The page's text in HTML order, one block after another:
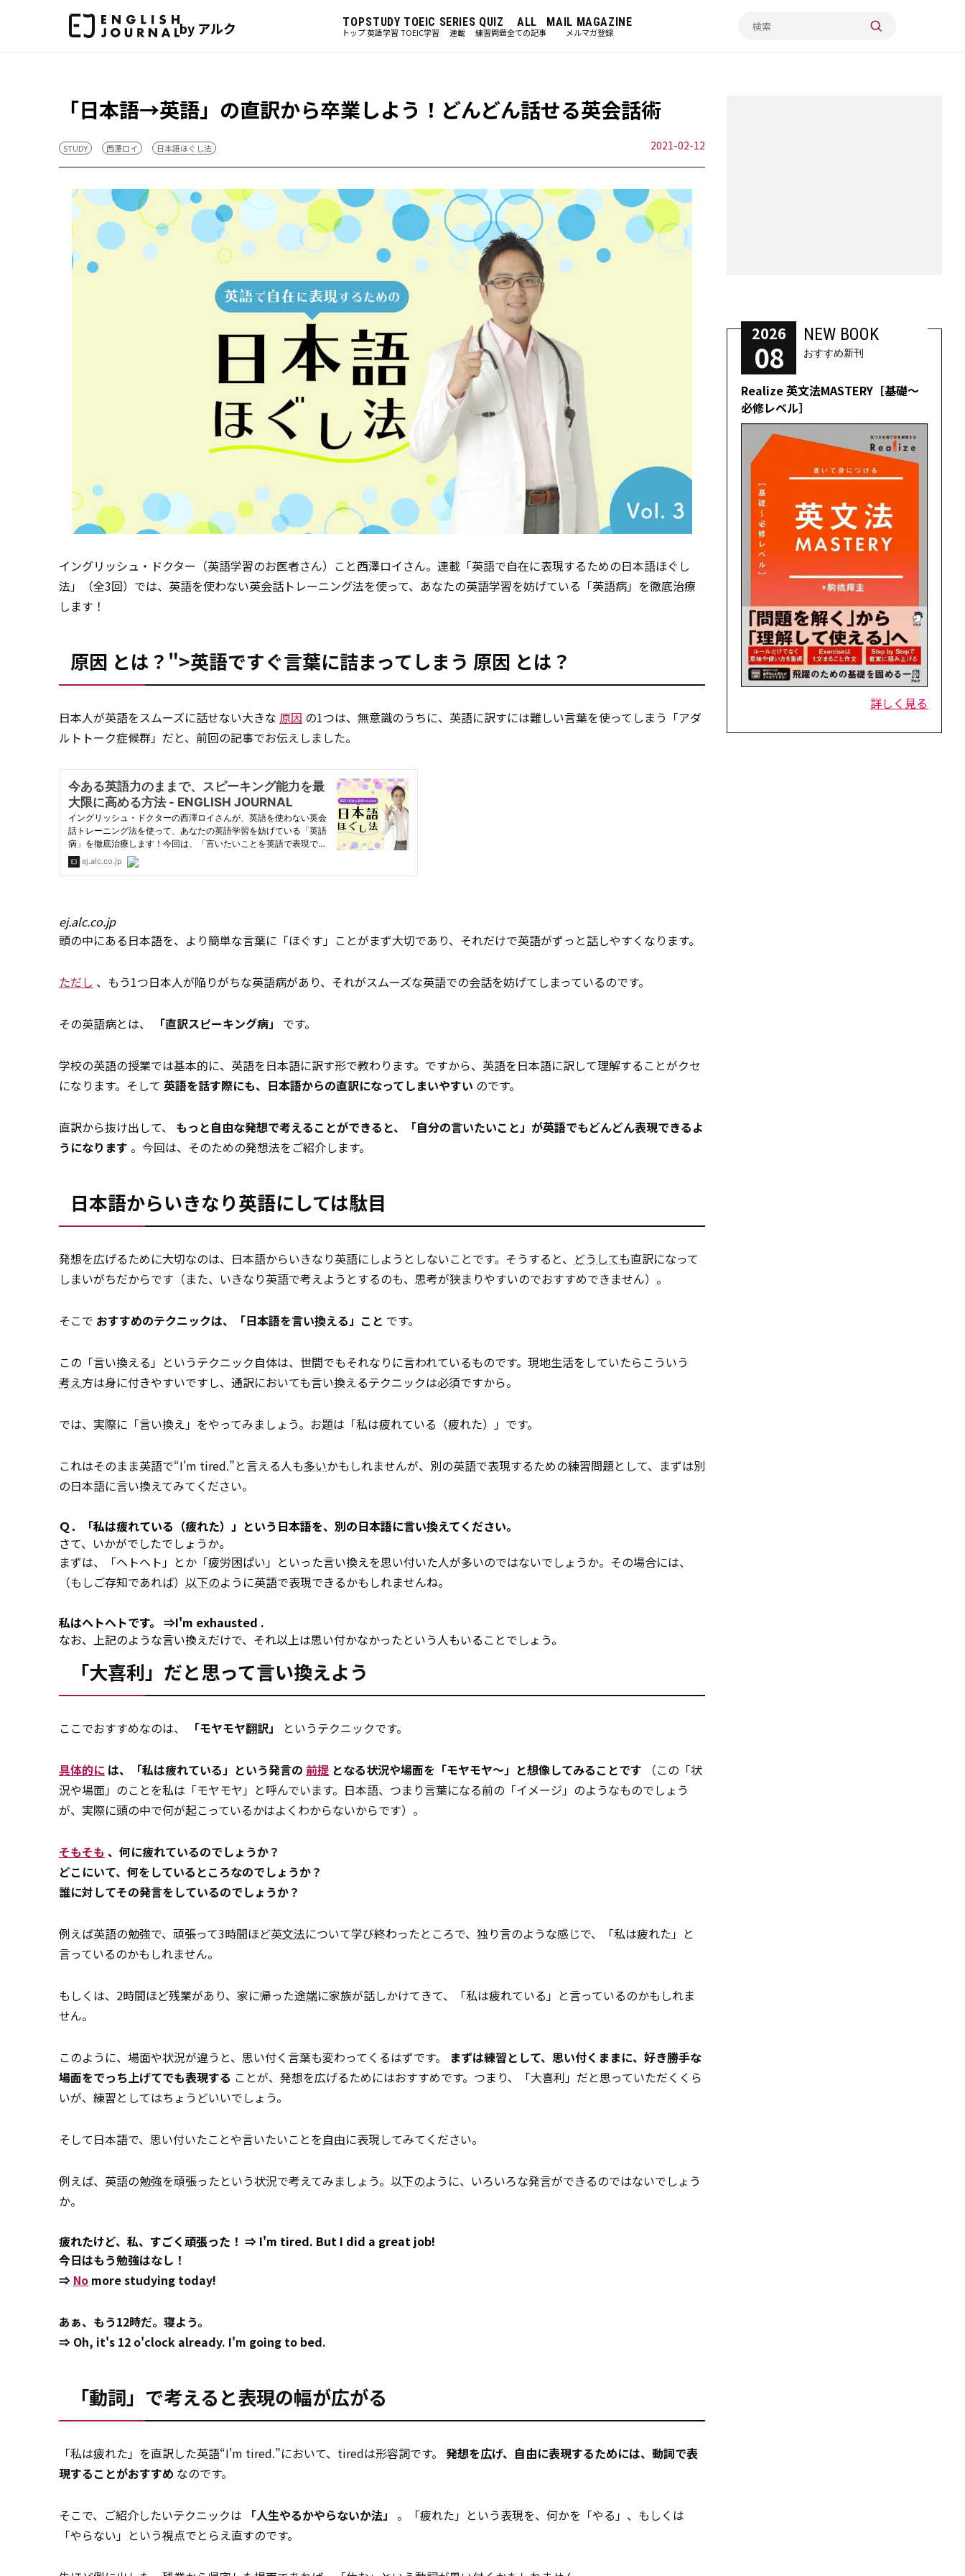
by アルク TOP
トップ
STUDY
英語学習
TOEIC
TOEIC学習
SERIES
連載
QUIZ
練習問題
ALL
全ての記事
MAIL MAGAZINE
メルマガ登録
「日本語→英語」の直訳から卒業しよう！どんどん話せる英会話術
STUDY 西澤ロイ 日本語ほぐし法 2021-02-12
イングリッシュ・ドクター（英語学習のお医者さん）こと西澤ロイさん。連載「英語で自在に表現するための日本語ほぐし
法」（全3回）では、英語を使わない英会話 トレーニング法を使って、あなたの英語学習を妨げている「英語病」を徹底治療
します！
原因 とは？">英語ですぐ言葉に詰まってしまう 原因 とは？
日本人が英語をスムーズに話せない大きな 原因 の1つは、無意識のうちに、英語に訳すには難しい言葉を使ってしまう「アダ
ルトトーク症候群」だと、前回の記事でお伝えしました。
ej.alc.co.jp
頭の中にある日本語を、より簡単な言葉に「ほぐす」ことがまず大切であり、それだけで英語がずっと話しやすくなります。
ただし 、もう1つ日本人が陥りがちな英語病があり、それがスムーズな英語での会話を妨げてしまっているのです。
その英語病とは、 「直訳スピーキング病」 です。
学校の英語の授業では基本的に、英語を日本語に訳す形で教わります。ですから、英語を日本語に訳して理解することがクセ
になります。そして 英語を話す際にも、日本語からの直訳になってしまいやすい のです。
直訳から抜け出して、 もっと自由な発想で考えることができると、「自分の言いたいこと」が英語でもどんどん表現できるよ
うになります 。今回は、そのための発想法をご紹介します。
日本語からいきなり英語にしては駄目
発想を広げるために大切なのは、日本語からいきなり英語にしようとしないことです。そうすると、 どうしても直訳になって
しまいがちだからです（また、いきなり英語で考えようとするのも、思考が狭まりやすいのでおすすめできません）。
そこで おすすめのテクニックは、「日本語を言い換える」こと です。
この「言い換える」というテクニック自体は、世間でもそれなりに言われているものです。現地生活をしていたらこういう
考え方は身に付きやすいですし、通訳においても言い換えるテクニックは必須ですから。
では、実際に「言い換え」をやってみましょう。お題は「私は疲れている（疲れた）」です。
これはそのまま英語で“I'm tired.”と言える人も多いかもしれませんが、別の英語で表現するための練習問題として、まずは別
の日本語に言い換えてみてください。
Ｑ．「私は疲れている（疲れた）」という日本語を、別の日本語に言い換えてください。
さて、いかがでしたでしょうか。
まずは、「ヘトヘト」とか「疲労困ぱい」といった言い換えを思い付いた人が多いのではないでしょうか。その場合には、
（もしご存知であれば） 以下のように英語で表現できるかもしれませんね。
私はヘトヘトです。 ⇒I'm exhausted .
なお、上記のような言い換えだけで、それ以上は思い付かなかったという人もいることでしょう。
「大喜利」だと思って言い換えよう
ここでおすすめなのは、 「モヤモヤ翻訳」 というテクニックです。
具体的に は、「私は疲れている」という発言の 前提 となる状況や場面を「モヤモヤ～」と想像してみることです （この「状
況や場面」のことを私は「モヤモヤ」と呼んでいます。日本語、つまり言葉になる前の「イメージ」のようなものでしょう
が、実際に頭の中で何が起こっているかはよくわからないからです）。
そもそも 、何に疲れているのでしょうか？
どこにいて、何をしているところなのでしょうか？
誰に対してその発言をしているのでしょうか？
例えば英語の勉強で、頑張って3時間ほど英文法について学び終わったところで、独り言のような感じで、「私は疲れた」と
言っているのかもしれません。
もしくは、2時間ほど残業があり、家に帰った途端に家族が話しかけてきて、「私は疲れている」と言っているのかもしれま
せん。
このように、場面や状況が違うと、思い付く言葉も変わってくるはずです。
まずは練習として、思い付くままに、好き勝手な
場面をでっち上げてでも表現する ことが、発想を広げるためにはおすすめです。つまり、「大喜利」だと思っていただくくら
いが、練習としてはちょうどいいでしょう。
そして日本語で、思い付いたことや言いたいことを自由に表現してみてください。
例えば、英語の勉強を頑張ったという状況で考えてみましょう。以下のように、いろいろな発言ができるのではないでしょう
か。
疲れたけど、私、すごく頑張った！ ⇒ I'm tired. But I did a great job!
今日はもう勉強はなし！
⇒ No more studying today!
あぁ、もう12時だ。寝よう。
⇒ Oh, it's 12 o'clock already. I'm going to bed.
「動詞」で考えると表現の幅が広がる
「私は疲れた」を直訳した英語“I'm tired.”において、tiredは形容詞です。 発想を広げ、自由に表現するためには、動詞で表
現することがおすすめ なのです。
そこで、ご紹介したいテクニックは 「人生やるかやらないか法」
。「疲れた」という表現を、何かを「やる」、もしくは
「やらない」という視点でとらえ直すのです。
2026
08
NEW BOOK
おすすめ新刊
Realize 英文法MASTERY［基礎～
必修レベル］
詳しく見る